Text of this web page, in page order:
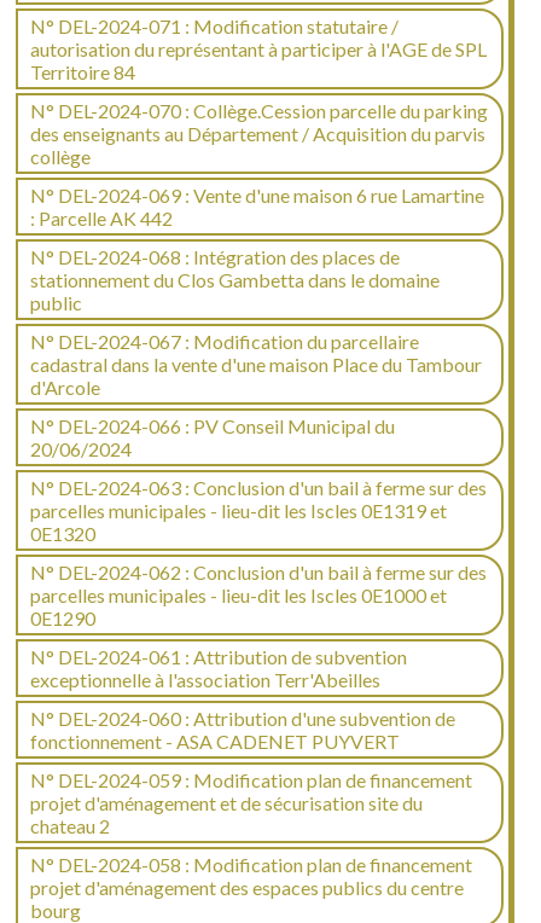
N° DEL-2024-071 : Modification statutaire /
autorisation du représentant à participer à l'AGE de SPL
Territoire 84
N° DEL-2024-070 : Collège.Cession parcelle du parking
des enseignants au Département / Acquisition du parvis
collège
N° DEL-2024-069 : Vente d'une maison 6 rue Lamartine
: Parcelle AK 442
N° DEL-2024-068 : Intégration des places de
stationnement du Clos Gambetta dans le domaine
public
N° DEL-2024-067 : Modification du parcellaire
cadastral dans la vente d'une maison Place du Tambour
d'Arcole
N° DEL-2024-066 : PV Conseil Municipal du
20/06/2024
N° DEL-2024-063 : Conclusion d'un bail à ferme sur des
parcelles municipales - lieu-dit les Iscles 0E1319 et
0E1320
N° DEL-2024-062 : Conclusion d'un bail à ferme sur des
parcelles municipales - lieu-dit les Iscles 0E1000 et
0E1290
N° DEL-2024-061 : Attribution de subvention
exceptionnelle à l'association Terr'Abeilles
N° DEL-2024-060 : Attribution d'une subvention de
fonctionnement - ASA CADENET PUYVERT
N° DEL-2024-059 : Modification plan de financement
projet d'aménagement et de sécurisation site du
chateau 2
N° DEL-2024-058 : Modification plan de financement
projet d'aménagement des espaces publics du centre
bourg